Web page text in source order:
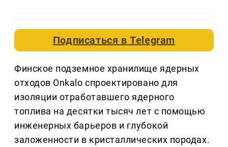
Подписаться вTelegram
Финское подземное хранилище ядерных
отходов Onkalo спроектировано для
изоляции отработавшего ядерного
топлива на десятки тысяч лет с помощью
инженерных барьеров и глубокой
заложенности в кристаллических породах.